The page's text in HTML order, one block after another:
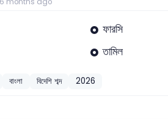
ফারসি
তামিল
বাংলা বিদেশি শব্দ 2026